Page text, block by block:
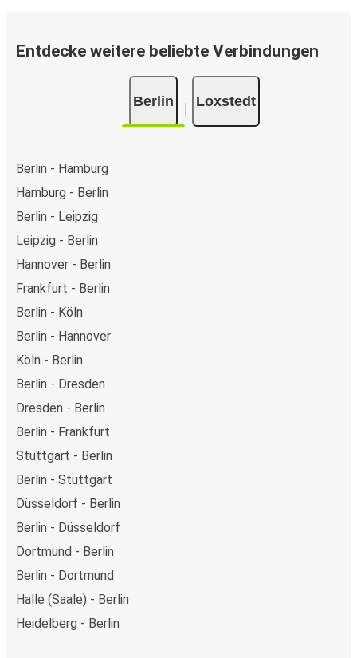
Entdecke weitere beliebte Verbindungen
Berlin Loxstedt
Berlin - Hamburg
Hamburg - Berlin
Berlin - Leipzig
Leipzig - Berlin
Hannover - Berlin
Frankfurt - Berlin
Berlin - Köln
Berlin - Hannover
Köln - Berlin
Berlin - Dresden
Dresden - Berlin
Berlin - Frankfurt
Stuttgart - Berlin
Berlin - Stuttgart
Düsseldorf - Berlin
Berlin - Düsseldorf
Dortmund - Berlin
Berlin - Dortmund
Halle (Saale) - Berlin
Heidelberg - Berlin